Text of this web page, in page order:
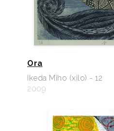
Ora
Ikeda Miho (xilo) - 12
2009